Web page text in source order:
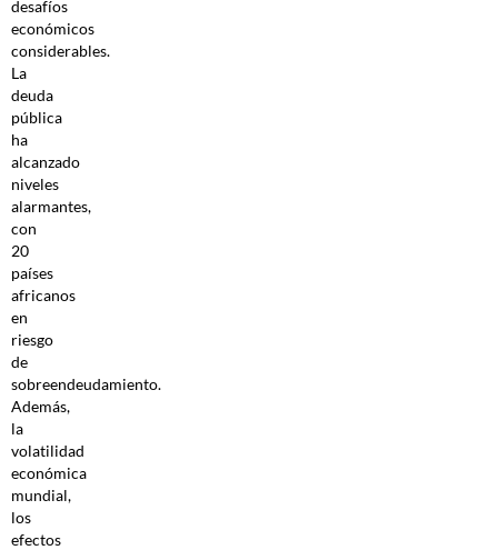
desafíos
económicos
considerables.
La
deuda
pública
ha
alcanzado
niveles
alarmantes,
con
20
países
africanos
en
riesgo
de
sobreendeudamiento.
Además,
la
volatilidad
económica
mundial,
los
efectos